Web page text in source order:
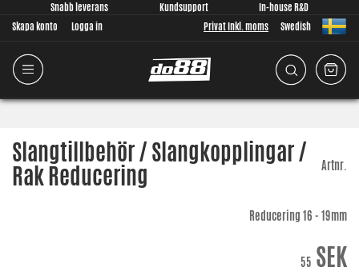
Snabb leverans Kundsupport
In-house R&D
Skapa konto
Logga in Privat Inkl. moms Swedish
Slangtillbehör / Slangkopplingar /
Rak Reducering Artnr.
Reducering 16 - 19mm
55 SEK